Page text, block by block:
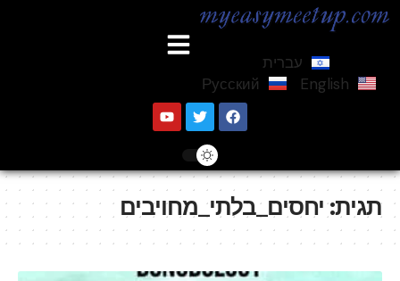
עברית
English
Русский
תגית:יחסים_בלתי_מחויבים